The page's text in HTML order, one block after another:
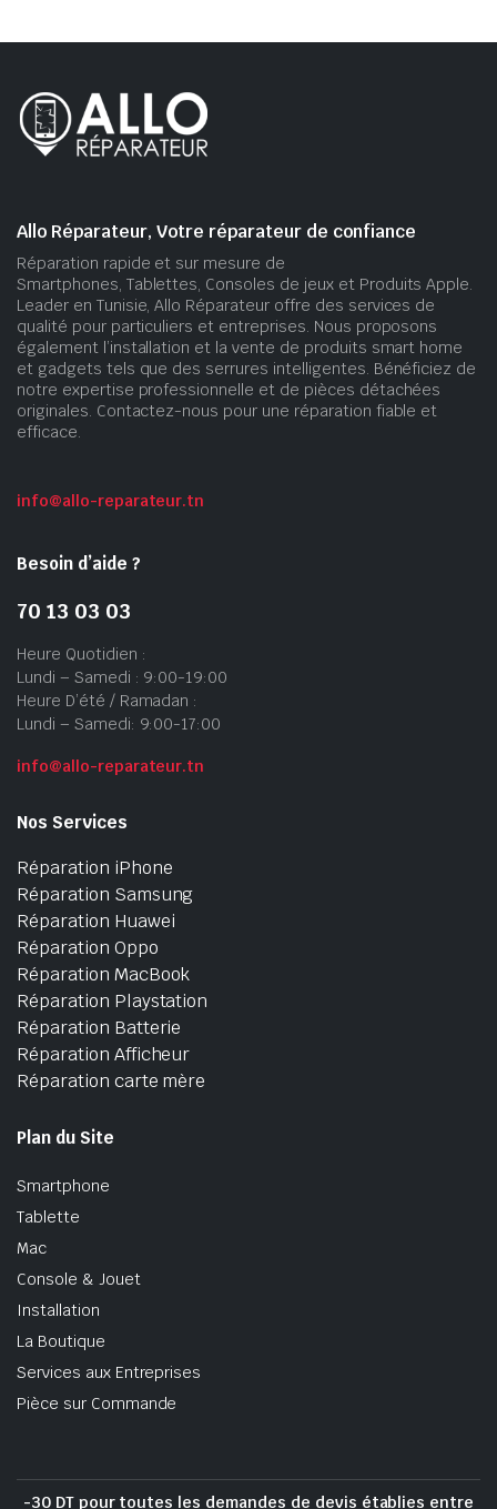
Allo Réparateur, Votre réparateur de confiance
Réparation rapide et sur mesure de
Smartphones, Tablettes, Consoles de jeux et Produits Apple.
Leader en Tunisie, Allo Réparateur offre des services de
qualité pour particuliers et entreprises. Nous proposons
également l’installation et la vente de produits smart home
et gadgets tels que des serrures intelligentes. Bénéficiez de
notre expertise professionnelle et de pièces détachées
originales. Contactez-nous pour une réparation fiable et
efficace.
info@allo-reparateur.tn
Besoin d’aide ?
70 13 03 03
Heure Quotidien :
Lundi – Samedi : 9:00-19:00
Heure D’été / Ramadan :
Lundi – Samedi: 9:00-17:00
info@allo-reparateur.tn
Nos Services
Réparation iPhone
Réparation Samsung
Réparation Huawei
Réparation Oppo
Réparation MacBook
Réparation Playstation
Réparation Batterie
Réparation Afficheur
Réparation carte mère
Plan du Site
Smartphone
Tablette
Mac
Console & Jouet
Installation
La Boutique
Services aux Entreprises
Pièce sur Commande
-30 DT pour toutes les demandes de devis établies entre